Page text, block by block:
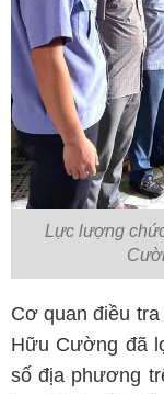
Lực lượng
Cơ quan điều
Hữu Cường đã
số địa phương